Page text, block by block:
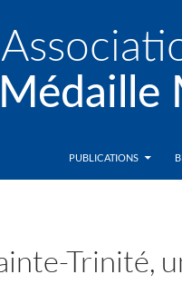
MiraculeusePUBLICATIONS
Trinité,